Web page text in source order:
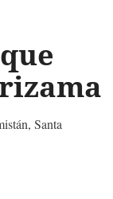
Santa